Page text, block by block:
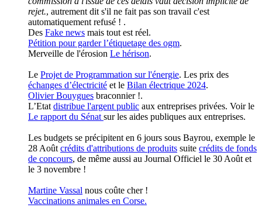
rejet., autrement dit s'il ne fait pas son travail c'est
automatiquement refusé ! .
Des Fake news mais tout est réel.
Pétition pour garder l’étiquetage des ogm.
Merveille de l'érosion Le hérison.
Le Projet de Programmation sur l'énergie. Les prix des
échanges d’électricité et le Bilan électrique 2024.
Olivier Bouygues braconnier !.
L’Etat distribue l'argent public aux entreprises privées. Voir le
Le rapport du Sénat sur les aides publiques aux entreprises.
Les budgets se précipitent en 6 jours sous Bayrou, exemple le
28 Août crédits d'attributions de produits suite crédits de fonds
de concours, de même aussi au Journal Officiel le 30 Août et
le 3 novembre !
Martine Vassal nous coûte cher !
Vaccinations animales en Corse.